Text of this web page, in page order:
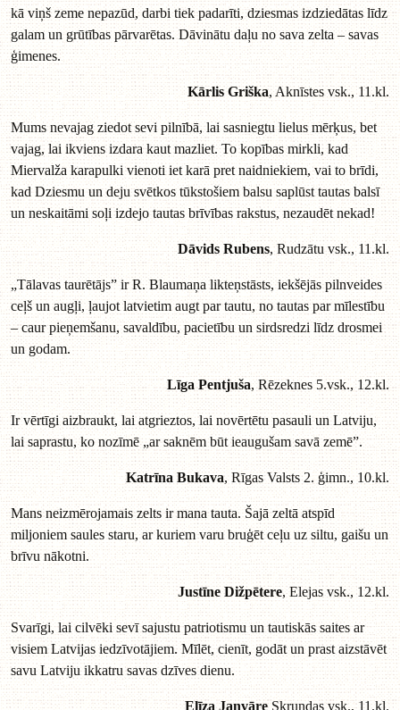
kā viņš zeme nepazūd, darbi tiek padarīti, dziesmas izdziedātas līdz
galam un grūtības pārvarētas. Dāvinātu daļu no sava zelta – savas
ģimenes.
Kārlis Griška, Aknīstes vsk., 11.kl.
Mums nevajag ziedot sevi pilnībā, lai sasniegtu lielus mērķus, bet
vajag, lai ikviens izdara kaut mazliet. To kopības mirkli, kad
Miervalža karapulki vienoti iet karā pret naidniekiem, vai to brīdi,
kad Dziesmu un deju svētkos tūkstošiem balsu saplūst tautas balsī
un neskaitāmi soļi izdejo tautas brīvības rakstus, nezaudēt nekad!
Dāvids Rubens, Rudzātu vsk., 11.kl.
„Tālavas taurētājs” ir R. Blaumaņa likteņstāsts, iekšējās pilnveides
ceļš un augļi, ļaujot latvietim augt par tautu, no tautas par mīlestību
– caur pieņemšanu, savaldību, pacietību un sirdsredzi līdz drosmei
un godam.
Līga Pentjuša, Rēzeknes 5.vsk., 12.kl.
Ir vērtīgi aizbraukt, lai atgrieztos, lai novērtētu pasauli un Latviju,
lai saprastu, ko nozīmē „ar saknēm būt ieaugušam savā zemē”.
Katrīna Bukava, Rīgas Valsts 2. ģimn., 10.kl.
Mans neizmērojamais zelts ir mana tauta. Šajā zeltā atspīd
miljoniem saules staru, ar kuriem varu bruģēt ceļu uz siltu, gaišu un
brīvu nākotni.
Justīne Dižpētere, Elejas vsk., 12.kl.
Svarīgi, lai cilvēki sevī sajustu patriotismu un tautiskās saites ar
visiem Latvijas iedzīvotājiem. Mīlēt, cienīt, godāt un prast aizstāvēt
savu Latviju ikkatru savas dzīves dienu.
Elīza JanvāreSkrundas vsk., 11.kl.